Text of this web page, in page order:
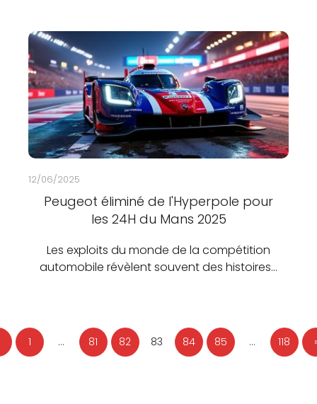
12/06/2025
Peugeot éliminé de l'Hyperpole pour
les 24H du Mans 2025
Les exploits du monde de la compétition
automobile révèlent souvent des histoires…
1 … 81 82 83 84 85 … 118